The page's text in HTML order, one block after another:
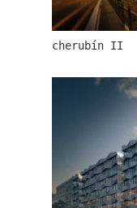
masarykovo
cherubín II